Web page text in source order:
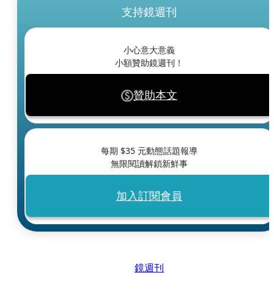
支持鏡週刊
小心意大意義
小額贊助鏡週刊！
贊助本文
每期 $35 元動態話題報導
無限閱讀解鎖新鮮事
加入訂閱會員
鏡週刊